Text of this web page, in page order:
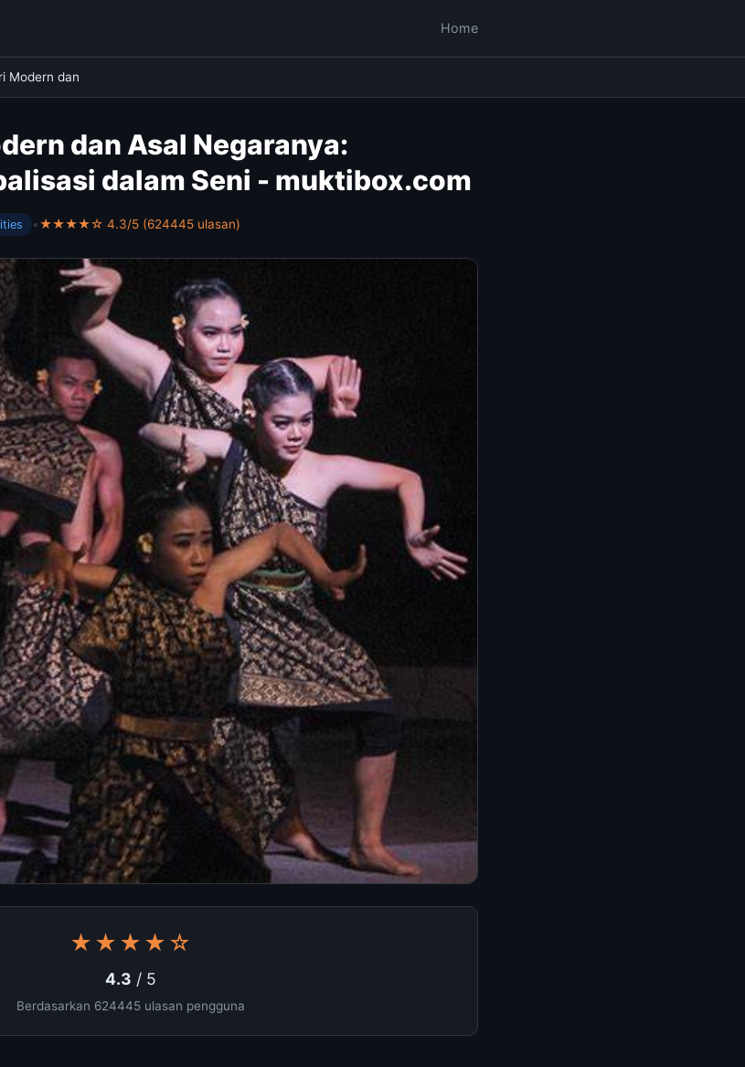
Home
Modern dan
dan Asal Negaranya:
dalam Seni - muktibox.com
•★★★★☆ 4.3/5 (624445 ulasan)
★★★★☆
4.3 / 5
Berdasarkan 624445 ulasan pengguna